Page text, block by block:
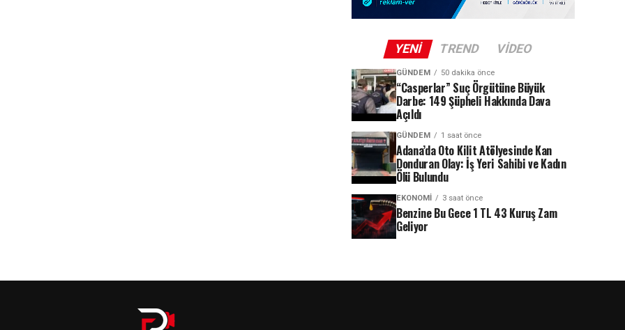
YENI TREND VIDEO
GÜNDEM 50 dakika önce
“Casperlar” Suç Örgütüne Büyük
Darbe: 149 Şüpheli Hakkında Dava
Açıldı
GÜNDEM 1 saat önce
Adana’da Oto Kilit Atölyesinde Kan
Donduran Olay: İş Yeri Sahibi ve Kadın
Ölü Bulundu
EKONOMI 3 saat önce
Benzine Bu Gece 1 TL 43 Kuruş Zam
Geliyor